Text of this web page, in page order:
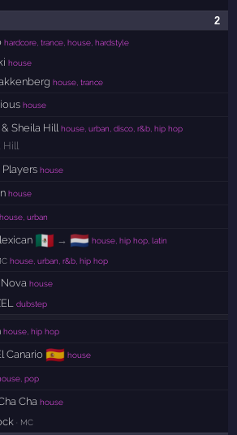
2
hardcore, trance, house, hardstyle
house
house, trance
house
Sheila Hill house, urban, disco, r&b, hip hop
Hill
house
house
house, urban
🇲🇽 → 🇳🇱 house, hip hop, latin
house, urban, r&b, hip hop
house
dubstep
house, hip hop
Canario 🇪🇸 house
pop
Cha house
· MC